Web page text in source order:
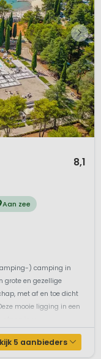
8,1
Aan zee
) camping in
grote en gezellige
met af en toe dicht
mooie ligging in een
5 aanbieders